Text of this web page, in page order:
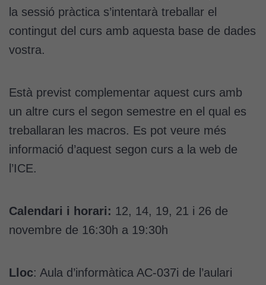
la sessió pràctica s’intentarà treballar el
contingut del curs amb aquesta base de dades
vostra.
Està previst complementar aquest curs amb
un altre curs el segon semestre en el qual es
treballaran les macros. Es pot veure més
informació d’aquest segon curs a la web de
l’ICE.
Calendari i horari: 12, 14, 19, 21 i 26 de
novembre de 16:30h a 19:30h
Lloc: Aula d’informàtica AC-037i de l’aulari